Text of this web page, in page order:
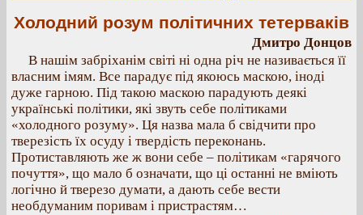
Холодний розум політичних тетерваків
Дмитро Донцов
В нашім забріханім світі ні одна річ не називається її
власним імям. Все парадує під якоюсь маскою, іноді
дуже гарною. Під такою маскою парадують деякі
українські політики, які звуть себе політиками
«холодного розуму». Ця назва мала б свідчити про
тверезість їх осуду і твердість переконань.
Протиставляють же ж вони себе – політикам «гарячого
почуття», що мало б означати, що ці останні не вміють
логічно й тверезо думати, а дають себе вести
необдуманим поривам і пристрастям…